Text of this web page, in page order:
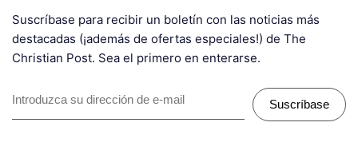
Suscríbase para recibir un boletín con las noticias más
destacadas (¡además de ofertas especiales!) de The
Christian Post. Sea el primero en enterarse.
Suscríbase